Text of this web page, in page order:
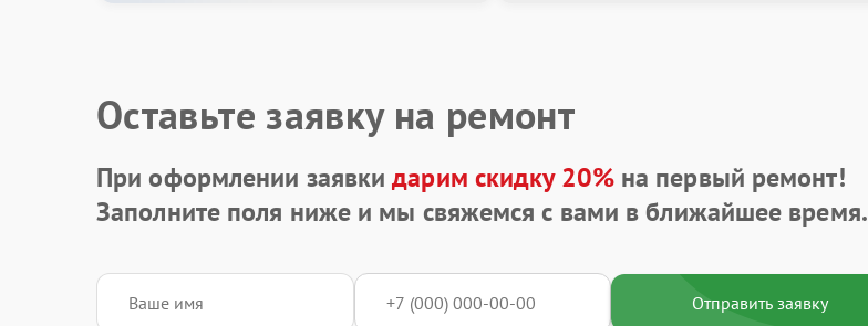
Оставьте заявку на ремонт
При оформлении заявкидарим скидку 20%на первый ремонт!
Заполните поля ниже и мы свяжемся с вами в ближайшее время.
Отправить заявку